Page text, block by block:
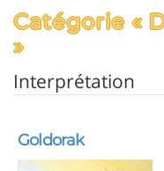
Catégorie «
»
Interprétation
Goldorak